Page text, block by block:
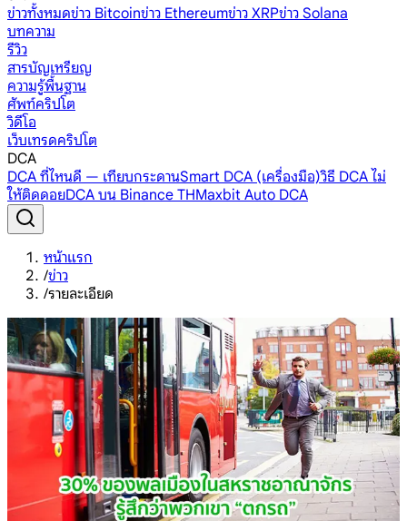
ข่าวทั้งหมดข่าว Bitcoinข่าว Ethereumข่าว XRPข่าว Solana
บทความ
รีวิว
สารบัญเหรียญ
ความรู้พื้นฐาน
ศัพท์คริปโต
วิดีโอ
เว็บเทรดคริปโต
DCA
DCA ที่ไหนดี — เทียบกระดานSmart DCA (เครื่องมือ)วิธี DCA ไม่
ให้ติดดอยDCA บน Binance THMaxbit Auto DCA
หน้าแรก
/ข่าว
/รายละเอียด